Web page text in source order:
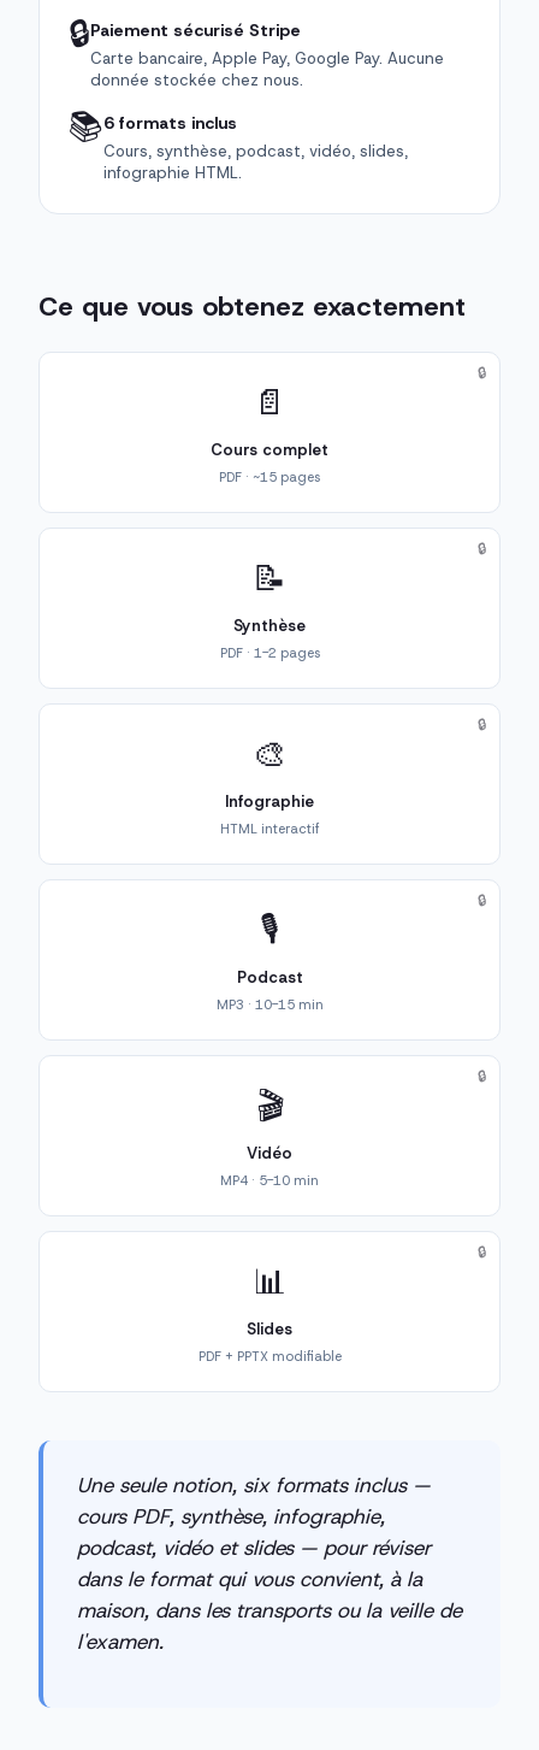
🔒Paiement sécurisé Stripe
Carte bancaire, Apple Pay, Google Pay. Aucune
donnée stockée chez nous.
📚6 formats inclus
Cours, synthèse, podcast, vidéo, slides,
infographie HTML.
Ce que vous obtenez exactement
📄
Cours complet
PDF · ~15 pages
🔒
📝
Synthèse
PDF · 1-2 pages
🔒
🎨
Infographie
HTML interactif
🔒
🎙️
Podcast
MP3 · 10-15 min
🔒
🎬
Vidéo
MP4 · 5-10 min
🔒
📊
Slides
PDF + PPTX modifiable
🔒
Une seule notion, six formats inclus —
cours PDF, synthèse, infographie,
podcast, vidéo et slides — pour réviser
dans le format qui vous convient, à la
maison, dans les transports ou la veille de
l'examen.